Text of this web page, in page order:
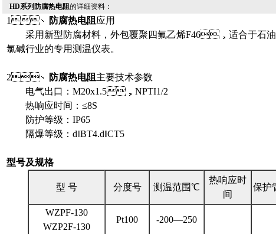
HD系列防腐热电阻的详细资料：
1、 防腐热电阻 应用
采用新型防腐材料，外包覆聚四氟乙烯F46，适合于石油
氯碱行业的专用测温仪表。
2、 防腐热电阻 主要技术参数
电气出口：M20x1.5，NPTI1/2
热响应时间：≤8S
防护等级：IP65
隔爆等级：d‖BT4.d‖CT5
型号及规格
型 号 分度号 测温范围℃
热响应时
间
保护
WZPF-130
WZP2F-130
Pt100 -200—250